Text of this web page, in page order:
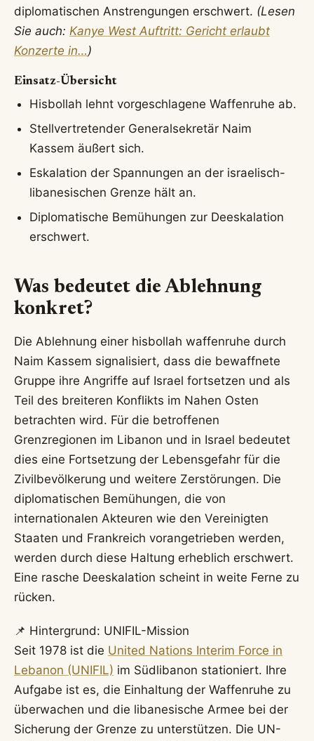
diplomatischen Anstrengungen erschwert. (Lesen
Sie auch: Kanye West Auftritt: Gericht erlaubt
Konzerte in…)
Einsatz-Übersicht
Hisbollah lehnt vorgeschlagene Waffenruhe ab.
Stellvertretender Generalsekretär Naim
Kassem äußert sich.
Eskalation der Spannungen an der israelisch-
libanesischen Grenze hält an.
Diplomatische Bemühungen zur Deeskalation
erschwert.
Was bedeutet die Ablehnung
konkret?
Die Ablehnung einer hisbollah waffenruhe durch
Naim Kassem signalisiert, dass die bewaffnete
Gruppe ihre Angriffe auf Israel fortsetzen und als
Teil des breiteren Konflikts im Nahen Osten
betrachten wird. Für die betroffenen
Grenzregionen im Libanon und in Israel bedeutet
dies eine Fortsetzung der Lebensgefahr für die
Zivilbevölkerung und weitere Zerstörungen. Die
diplomatischen Bemühungen, die von
internationalen Akteuren wie den Vereinigten
Staaten und Frankreich vorangetrieben werden,
werden durch diese Haltung erheblich erschwert.
Eine rasche Deeskalation scheint in weite Ferne zu
rücken.
📌 Hintergrund: UNIFIL-Mission
Seit 1978 ist die United Nations Interim Force in
Lebanon (UNIFIL) im Südlibanon stationiert. Ihre
Aufgabe ist es, die Einhaltung der Waffenruhe zu
überwachen und die libanesische Armee bei der
Sicherung der Grenze zu unterstützen. Die UN-